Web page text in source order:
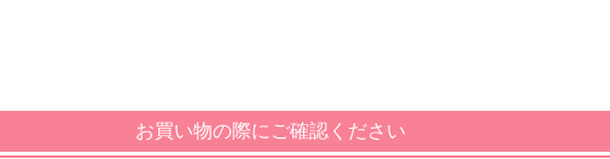
お買い物の際にご確認ください